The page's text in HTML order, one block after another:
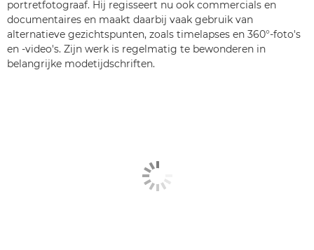
portretfotograaf. Hij regisseert nu ook commercials en
documentaires en maakt daarbij vaak gebruik van
alternatieve gezichtspunten, zoals timelapses en 360°-foto's
en -video's. Zijn werk is regelmatig te bewonderen in
belangrijke modetijdschriften.